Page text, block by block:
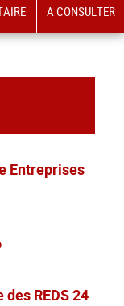
A CONSULTER
Entreprises
REDS 24